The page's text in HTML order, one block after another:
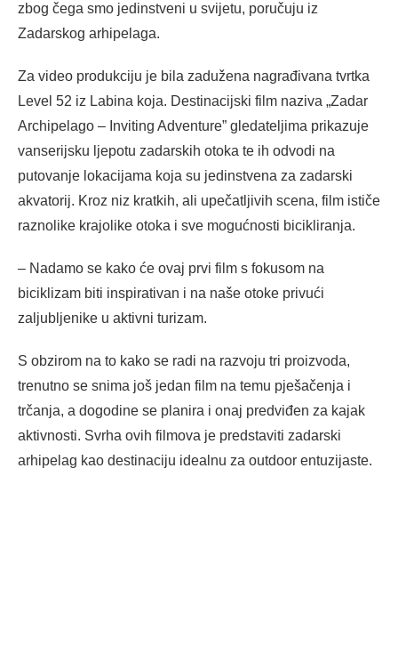
zbog čega smo jedinstveni u svijetu, poručuju iz
Zadarskog arhipelaga.
Za video produkciju je bila zadužena nagrađivana tvrtka
Level 52 iz Labina koja. Destinacijski film naziva „Zadar
Archipelago – Inviting Adventure” gledateljima prikazuje
vanserijsku ljepotu zadarskih otoka te ih odvodi na
putovanje lokacijama koja su jedinstvena za zadarski
akvatorij. Kroz niz kratkih, ali upečatljivih scena, film ističe
raznolike krajolike otoka i sve mogućnosti bicikliranja.
– Nadamo se kako će ovaj prvi film s fokusom na
biciklizam biti inspirativan i na naše otoke privući
zaljubljenike u aktivni turizam.
S obzirom na to kako se radi na razvoju tri proizvoda,
trenutno se snima još jedan film na temu pješačenja i
trčanja, a dogodine se planira i onaj predviđen za kajak
aktivnosti. Svrha ovih filmova je predstaviti zadarski
arhipelag kao destinaciju idealnu za outdoor entuzijaste.